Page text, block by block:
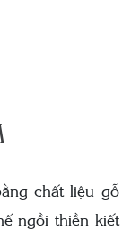
chất liệu gỗ
ngồi thiền kiết